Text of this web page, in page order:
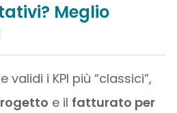
Meglio
i KPI più “classici”,
e il fatturato per